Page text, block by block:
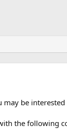
may be
the following